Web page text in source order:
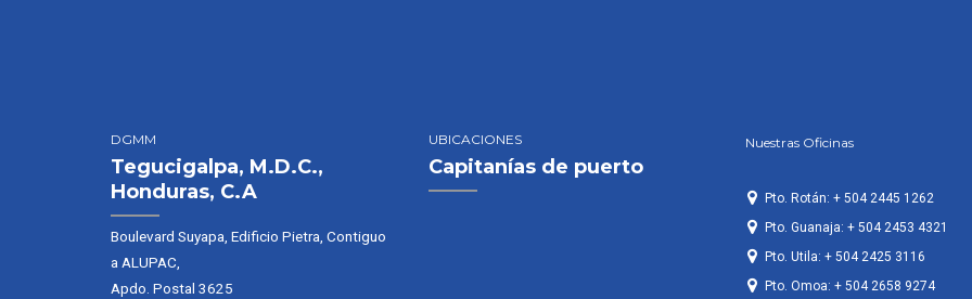
DGMM
Tegucigalpa, M.D.C.,
Honduras, C.A
Boulevard Suyapa, Edificio Pietra, Contiguo
a ALUPAC,
Apdo. Postal 3625
UBICACIONES
Capitanías de puerto
Nuestras Oficinas
Pto. Rotán: + 504 2445 1262
Pto. Guanaja: + 504 2453 4321
Pto. Utila: + 504 2425 3116
Pto. Omoa: + 504 2658 9274